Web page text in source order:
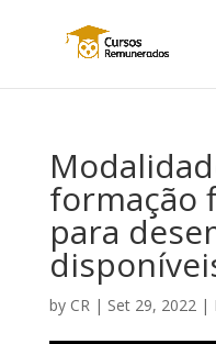
formação
para
by CR| Set 29, 2022|